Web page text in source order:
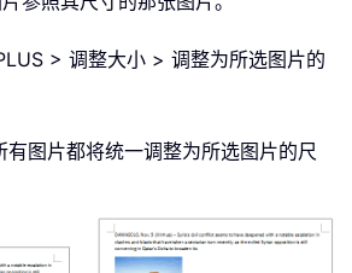
> 调整大小 > 调整为所选图片的
有图片都将统一调整为所选图片的尺